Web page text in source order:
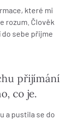
které mi
rozum. Člověk
sebe přijme
přijímání
co je.
a pustila se do